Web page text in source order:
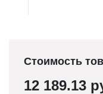
Стоимость
12 189.13